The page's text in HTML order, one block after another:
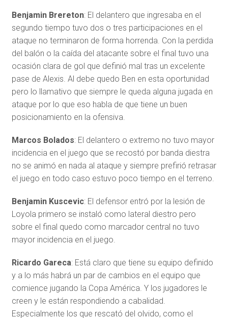
Benjamin Brereton: El delantero que ingresaba en el
segundo tiempo tuvo dos o tres participaciones en el
ataque no terminaron de forma horrenda. Con la perdida
del balón o la caída del atacante sobre el final tuvo una
ocasión clara de gol que definió mal tras un excelente
pase de Alexis. Al debe quedo Ben en esta oportunidad
pero lo llamativo que siempre le queda alguna jugada en
ataque por lo que eso habla de que tiene un buen
posicionamiento en la ofensiva.
Marcos Bolados: El delantero o extremo no tuvo mayor
incidencia en el juego que se recostó por banda diestra
no se animó en nada al ataque y siempre prefirió retrasar
el juego en todo caso estuvo poco tiempo en el terreno.
Benjamin Kuscevic: El defensor entró por la lesión de
Loyola primero se instaló como lateral diestro pero
sobre el final quedo como marcador central no tuvo
mayor incidencia en el juego.
Ricardo Gareca: Está claro que tiene su equipo definido
y a lo más habrá un par de cambios en el equipo que
comience jugando la Copa América. Y los jugadores le
creen y le están respondiendo a cabalidad.
Especialmente los que rescató del olvido, como el